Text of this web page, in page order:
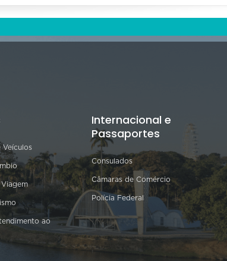
Veículos
ao
Internacional e
Passaportes
Consulados
Câmaras de Comércio
Polícia Federal